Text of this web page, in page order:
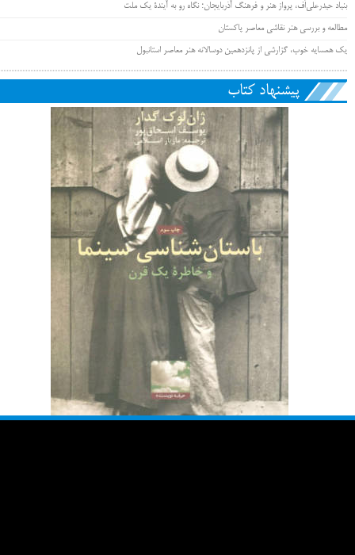
بنیاد حیدرعلی‌اُف، پرواز هنر و فرهنگ آذربایجان؛ نگاه رو به آیندۀ یک ملت
مطالعه و بررسی هنر نقاشی معاصر پاکستان
یک همسایه خوب، گزارشی از پانزدهمین دوسالانه هنر معاصر استانبول
پیشنهاد کتاب